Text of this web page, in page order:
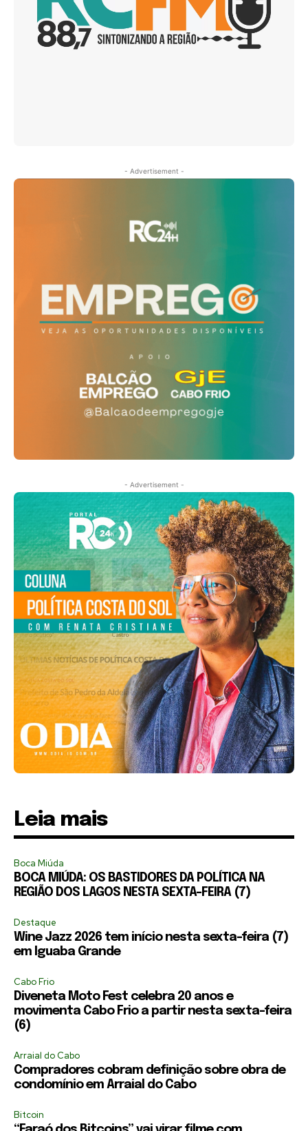
- Advertisement -
- Advertisement -
Leia mais
Boca Miúda
BOCA MIÚDA: OS BASTIDORES DA POLÍTICA NA
REGIÃO DOS LAGOS NESTA SEXTA-FEIRA (7)
Destaque
Wine Jazz 2026 tem início nesta sexta-feira (7)
em Iguaba Grande
Cabo Frio
Diveneta Moto Fest celebra 20 anos e
movimenta Cabo Frio a partir nesta sexta-feira
(6)
Arraial do Cabo
Compradores cobram definição sobre obra de
condomínio em Arraial do Cabo
Bitcoin